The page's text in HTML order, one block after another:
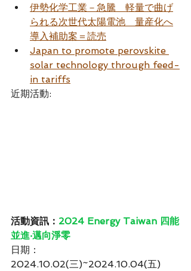
伊勢化学工業－急騰　軽量で曲げ
られる次世代太陽電池　量産化へ
導入補助案＝読売
Japan to promote perovskite
solar technology through feed-
in tariffs
近期活動:
活動資訊： 2024 Energy Taiwan 四能
並進‧邁向淨零
日期：
2024.10.02(三)~2024.10.04(五)